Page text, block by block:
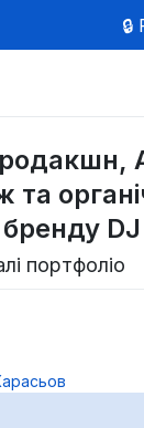
🔒
та
портфоліо